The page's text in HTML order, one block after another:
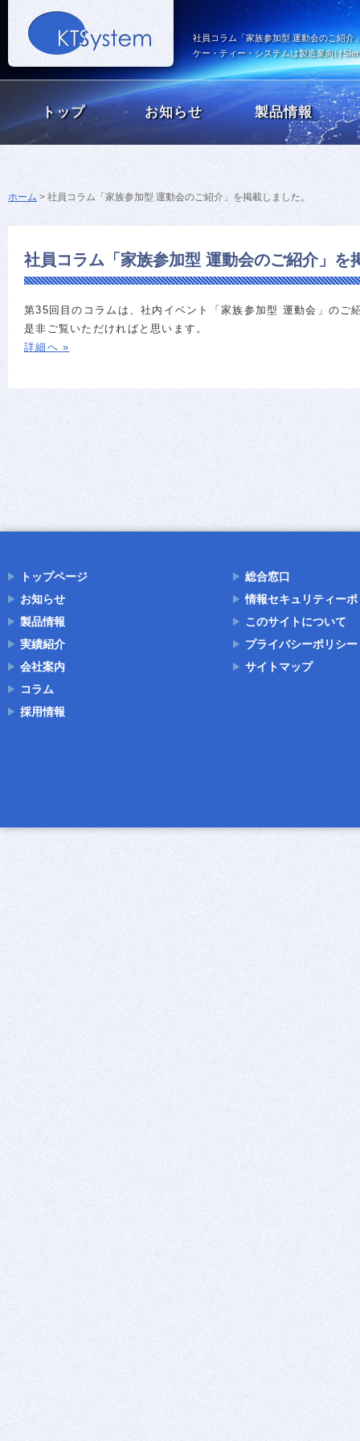
社員コラム「家族参加型 運動会のご紹介
ケー・ティー・システムは製造業向け
トップ お知らせ 製品情報
ホーム > 社員コラム「家族参加型 運動会のご紹介」を掲載しました。
社員コラム「家族参加型 運動会のご紹介」を
第35回目のコラムは、社内イベント「家族参加型 運動会」のご
是非ご覧いただければと思います。
詳細へ »
トップページ
お知らせ
製品情報
実績紹介
会社案内
コラム
採用情報
総合窓口
情報セキュリティー
このサイトについて
プライバシーポリシー
サイトマップ